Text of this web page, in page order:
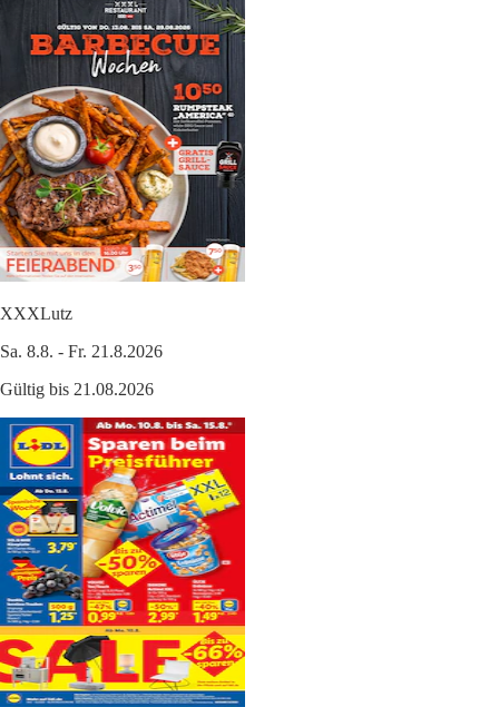
XXXLutz
Sa. 8.8. - Fr. 21.8.2026
Gültig bis 21.08.2026